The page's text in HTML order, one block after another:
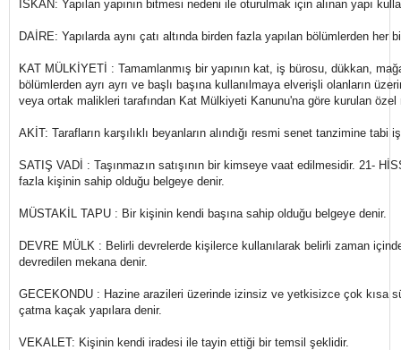
İSKAN: Yapılan yapının bitmesi nedeni ile oturulmak için alınan yapı
DAİRE: Yapılarda aynı çatı altında birden fazla yapılan bölümlerden her
KAT MÜLKİYETİ : Tamamlanmış bir yapının kat, iş bürosu, dükkan,
bölümlerden ayrı ayrı ve başlı başına kullanılmaya elverişli olanların
veya ortak malikleri tarafından Kat Mülkiyeti Kanunu'na göre kurulan özel
AKİT: Tarafların karşılıklı beyanların alındığı resmi senet tanzimine tabi
SATIŞ VADİ : Taşınmazın satışının bir kimseye vaat edilmesidir. 21-
fazla kişinin sahip olduğu belgeye denir.
MÜSTAKİL TAPU : Bir kişinin kendi başına sahip olduğu belgeye denir.
DEVRE MÜLK : Belirli devrelerde kişilerce kullanılarak belirli zaman
devredilen mekana denir.
GECEKONDU : Hazine arazileri üzerinde izinsiz ve yetkisizce çok kısa
çatma kaçak yapılara denir.
VEKALET: Kişinin kendi iradesi ile tayin ettiği bir temsil şeklidir.